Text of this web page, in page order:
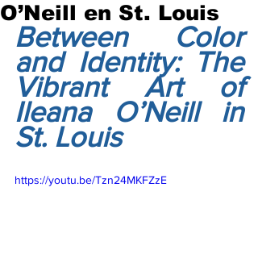
O’Neill en St. Louis
Between Color
and Identity: The
Vibrant Art of
Ileana O’Neill in
St. Louis
https://youtu.be/Tzn24MKFZzE